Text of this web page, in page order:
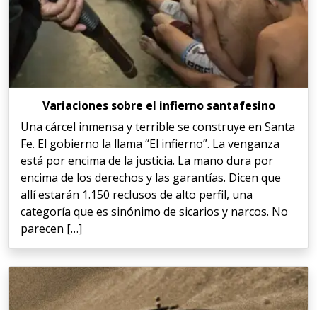
Variaciones sobre el infierno santafesino
Una cárcel inmensa y terrible se construye en Santa
Fe. El gobierno la llama “El infierno”. La venganza
está por encima de la justicia. La mano dura por
encima de los derechos y las garantías. Dicen que
allí estarán 1.150 reclusos de alto perfil, una
categoría que es sinónimo de sicarios y narcos. No
parecen […]